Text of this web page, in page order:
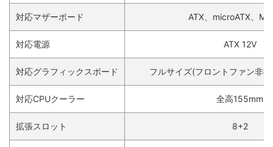
対応マザーボード ATX、microATX、
対応電源 ATX 12V
対応グラフィックスボード フルサイズ(フロントファン非
対応CPUクーラー 全高155mm
拡張スロット 8+2